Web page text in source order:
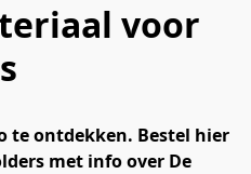
voor
te ontdekken. Bestel hier
met info over De